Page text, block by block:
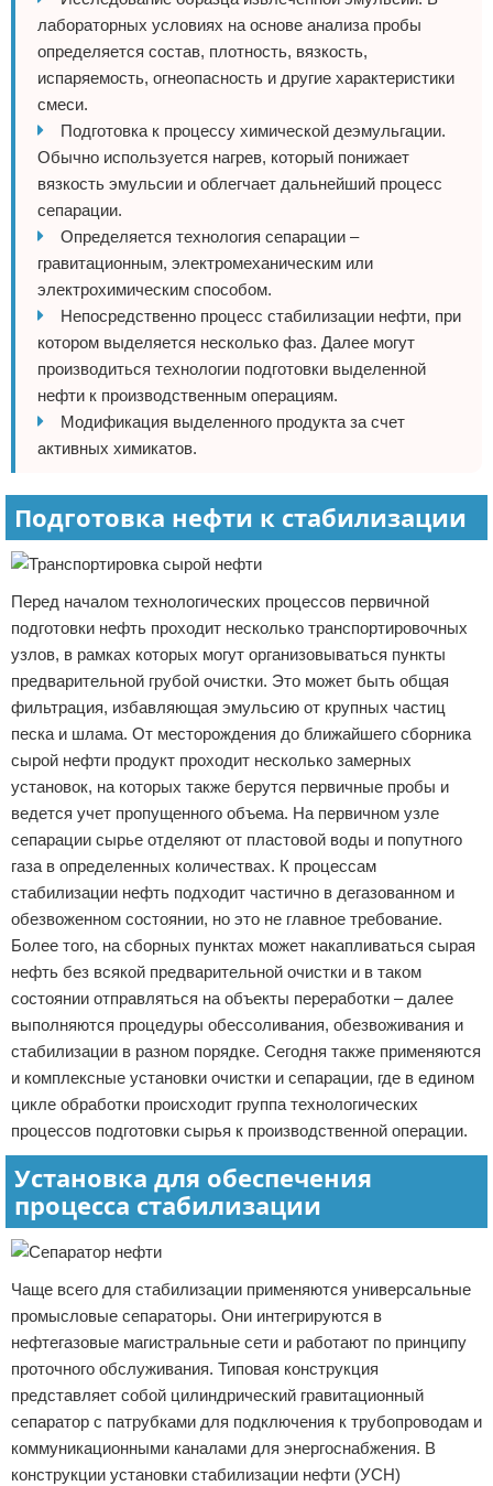
лабораторных условиях на основе анализа пробы
определяется состав, плотность, вязкость,
испаряемость, огнеопасность и другие характеристики
смеси.
Подготовка к процессу химической деэмульгации.
Обычно используется нагрев, который понижает
вязкость эмульсии и облегчает дальнейший процесс
сепарации.
Определяется технология сепарации –
гравитационным, электромеханическим или
электрохимическим способом.
Непосредственно процесс стабилизации нефти, при
котором выделяется несколько фаз. Далее могут
производиться технологии подготовки выделенной
нефти к производственным операциям.
Модификация выделенного продукта за счет
активных химикатов.
Подготовка нефти к стабилизации
Перед началом технологических процессов первичной
подготовки нефть проходит несколько транспортировочных
узлов, в рамках которых могут организовываться пункты
предварительной грубой очистки. Это может быть общая
фильтрация, избавляющая эмульсию от крупных частиц
песка и шлама. От месторождения до ближайшего сборника
сырой нефти продукт проходит несколько замерных
установок, на которых также берутся первичные пробы и
ведется учет пропущенного объема. На первичном узле
сепарации сырье отделяют от пластовой воды и попутного
газа в определенных количествах. К процессам
стабилизации нефть подходит частично в дегазованном и
обезвоженном состоянии, но это не главное требование.
Более того, на сборных пунктах может накапливаться сырая
нефть без всякой предварительной очистки и в таком
состоянии отправляться на объекты переработки – далее
выполняются процедуры обессоливания, обезвоживания и
стабилизации в разном порядке. Сегодня также применяются
и комплексные установки очистки и сепарации, где в едином
цикле обработки происходит группа технологических
процессов подготовки сырья к производственной операции.
Установка для обеспечения
процесса стабилизации
Чаще всего для стабилизации применяются универсальные
промысловые сепараторы. Они интегрируются в
нефтегазовые магистральные сети и работают по принципу
проточного обслуживания. Типовая конструкция
представляет собой цилиндрический гравитационный
сепаратор с патрубками для подключения к трубопроводам и
коммуникационными каналами для энергоснабжения. В
конструкции установки стабилизации нефти (УСН)